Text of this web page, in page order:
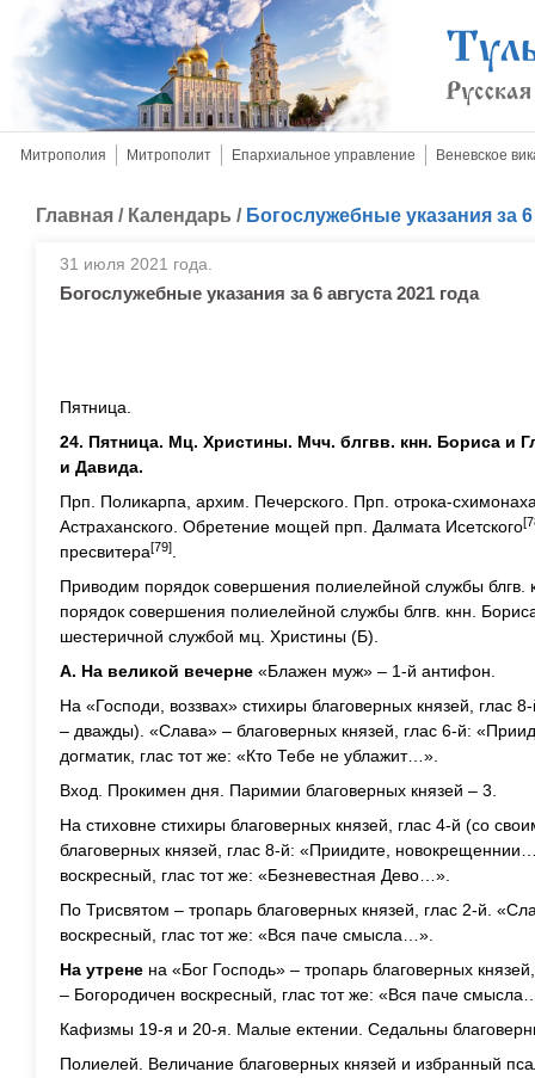
Митрополия Митрополит Епархиальное управление Веневское
Главная / Календарь / Богослужебные указания за 6
31 июля 2021 года.
Богослужебные указания за 6 августа 2021 года
Пятница.
24. Пятница. Мц. Христины. Мчч. блгвв. кнн. Бориса и
и Давида.
Прп. Поликарпа, архим. Печерского. Прп. отрока-
Астраханского. Обретение мощей прп. Далмата Исетского
пресвитера[79]
Приводим порядок совершения полиелейной службы блгв.
порядок совершения полиелейной службы блгв. кнн.
шестеричной службой мц. Христины (Б).
А. На великой вечерне «Блажен муж» – 1-й антифон.
На «Господи, воззвах» стихиры благоверных князей, глас
– дважды). «Слава» – благоверных князей, глас 6-й:
догматик, глас тот же: «Кто Тебе не ублажит…».
Вход. Прокимен дня. Паримии благоверных князей – 3.
На стиховне стихиры благоверных князей, глас 4-й (со
благоверных князей, глас 8-й: «Приидите,
воскресный, глас тот же: «Безневестная Дево…».
По Трисвятом – тропарь благоверных князей, глас 2-й.
воскресный, глас тот же: «Вся паче смысла…».
На утрене на «Бог Господь» – тропарь благоверных
– Богородичен воскресный, глас тот же: «Вся паче
Кафизмы 19-я и 20-я. Малые ектении. Седальны
Полиелей. Величание благоверных князей и избранный